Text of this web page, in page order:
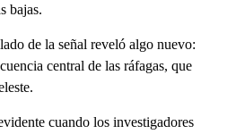
bajas.
de la señal reveló algo nuevo:
central de las ráfagas, que
cuando los investigadores